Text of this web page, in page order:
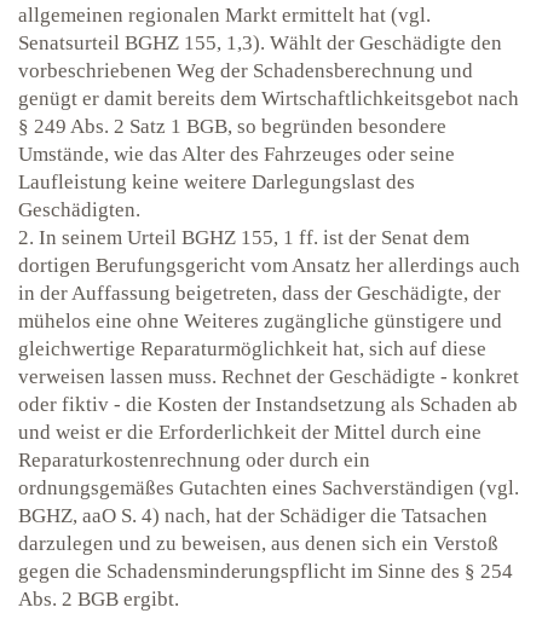
allgemeinen regionalen Markt ermittelt hat (vgl.
Senatsurteil BGHZ 155, 1,3). Wählt der Geschädigte den
vorbeschriebenen Weg der Schadensberechnung und
genügt er damit bereits dem Wirtschaftlichkeitsgebot nach
§ 249 Abs. 2 Satz 1 BGB, so begründen besondere
Umstände, wie das Alter des Fahrzeuges oder seine
Laufleistung keine weitere Darlegungslast des
Geschädigten.
2. In seinem Urteil BGHZ 155, 1 ff. ist der Senat dem
dortigen Berufungsgericht vom Ansatz her allerdings auch
in der Auffassung beigetreten, dass der Geschädigte, der
mühelos eine ohne Weiteres zugängliche günstigere und
gleichwertige Reparaturmöglichkeit hat, sich auf diese
verweisen lassen muss. Rechnet der Geschädigte - konkret
oder fiktiv - die Kosten der Instandsetzung als Schaden ab
und weist er die Erforderlichkeit der Mittel durch eine
Reparaturkostenrechnung oder durch ein
ordnungsgemäßes Gutachten eines Sachverständigen (vgl.
BGHZ, aaO S. 4) nach, hat der Schädiger die Tatsachen
darzulegen und zu beweisen, aus denen sich ein Verstoß
gegen die Schadensminderungspflicht im Sinne des § 254
Abs. 2 BGB ergibt.